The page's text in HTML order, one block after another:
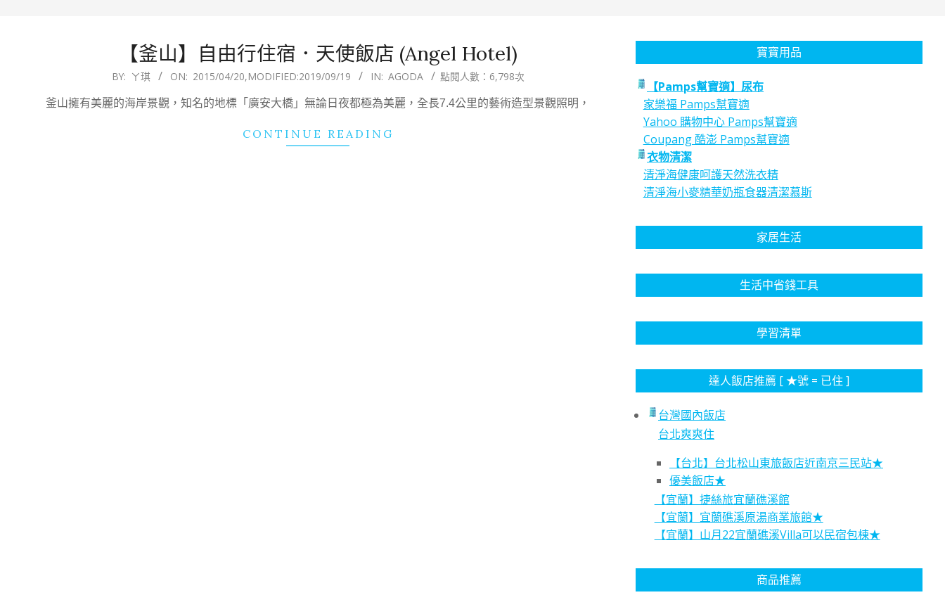
【釜山】自由行住宿．天使飯店 (Angel Hotel)
BY: ㄚ琪 ON: 2015/04/20,MODIFIED:2019/09/19 IN: AGODA 點閱人數：6,798次
釜山擁有美麗的海岸景觀，知名的地標「廣安大橋」無論日夜都極為美麗，全長7.4公里的藝術造型景觀照明，
CONTINUE READING
寶寶用品
【Pamps幫寶適】尿布
家樂福 Pamps幫寶適
Yahoo 購物中心 Pamps幫寶適
Coupang 酷澎 Pamps幫寶適
衣物清潔
清淨海健康呵護天然洗衣精
清淨海小麥精華奶瓶食器清潔慕斯
家居生活
生活中省錢工具
學習清單
達人飯店推薦 [ ★號 = 已住 ]
台灣國內飯店
台北爽爽住
【台北】台北松山東旅飯店近南京三民站★
優美飯店★
【宜蘭】捷絲旅宜蘭礁溪館
【宜蘭】宜蘭礁溪原湯商業旅館★
【宜蘭】山月22宜蘭礁溪Villa可以民宿包棟★
商品推薦